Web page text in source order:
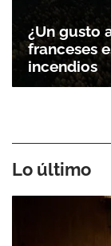
¿Un gusto
franceses
incendios
Lo último